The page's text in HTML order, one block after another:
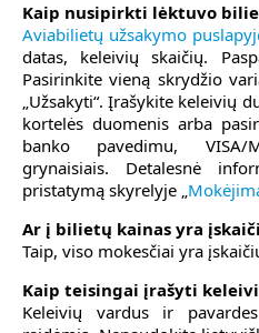
Kaip nusipirkti lėktuvo
Aviabilietų užsakymo
datas, keleivių skaičių.
Pasirinkite vieną skrydžio
„Užsakyti“. Įrašykite keleivių
kortelės duomenis arba
banko pavedimu, VISA/
grynaisiais. Detalesnė
pristatymą skyrelyje „
Ar į bilietų kainas yra
Taip, viso mokesčiai yra
Kaip teisingai įrašyti
Keleivių vardus ir